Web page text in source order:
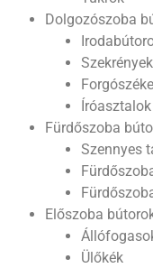
Dolgozószoba
Íróasztalok
Fürdőszoba
Szennyes
Előszoba
Ülőkék